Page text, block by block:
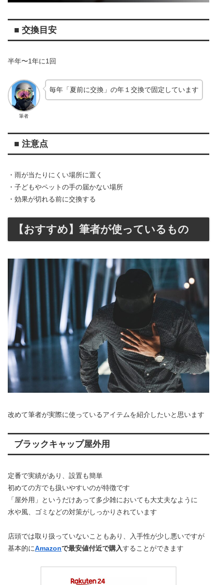
■ 交換目安
半年〜1年に1回
筆者
毎年「夏前に交換」の年１交換で固定しています
■ 注意点
・雨が当たりにくい場所に置く
・子どもやペットの手の届かない場所
・効果が切れる前に交換する
【おすすめ】筆者が使っているもの
改めて筆者が実際に使っているアイテムを紹介したいと思います
ブラックキャップ屋外用
定番で実績があり、設置も簡単
初めての方でも扱いやすいのが特徴です
「屋外用」というだけあって多少雑においても大丈夫なように
水や風、ゴミなどの対策がしっかりされています
店頭では取り扱っていないこともあり、入手性が少し悪いですが
基本的にAmazonで最安値付近で購入することができます